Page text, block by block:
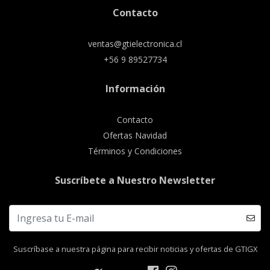
Contacto
ventas@gtielectronica.cl
+56 9 89527734
Información
Contacto
Ofertas Navidad
Términos y Condiciones
Suscríbete a Nuestro Newsletter
Suscríbase a nuestra página para recibir noticias y ofertas de GTIGX